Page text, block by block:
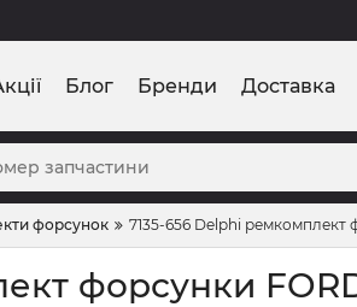
Блог Бренди Доставка
форсунок 7135-656 Delphi ремкомплект
форсунки